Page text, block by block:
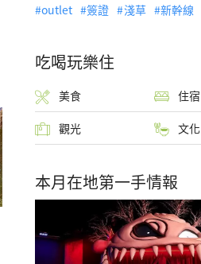
outlet
簽證 淺草 新幹線
吃喝玩樂住
美食 住宿
觀光 文化
本月在地第一手情報